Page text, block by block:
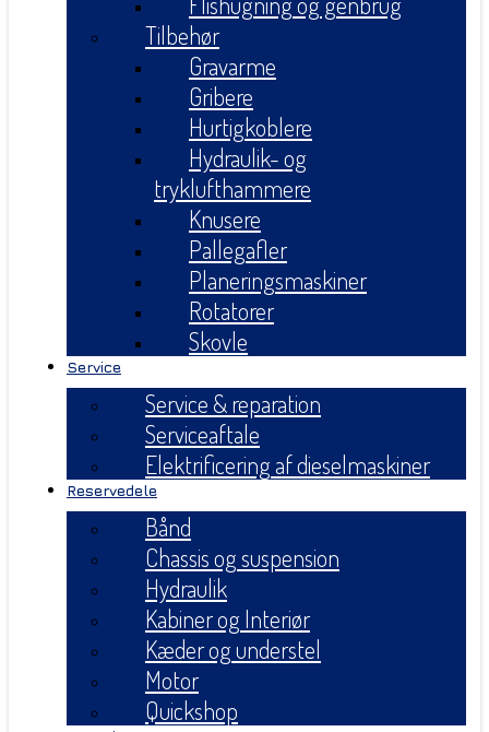
Tilbehør
Gravarme
Gribere
Hurtigkoblere
Hydraulik- og
tryklufthammere
Knusere
Pallegafler
Planeringsmaskiner
Rotatorer
Skovle
Service
Service & reparation
Serviceaftale
Elektrificering af dieselmaskiner
Reservedele
Bånd
Chassis og suspension
Hydraulik
Kabiner og Interiør
Kæder og understel
Motor
Quickshop